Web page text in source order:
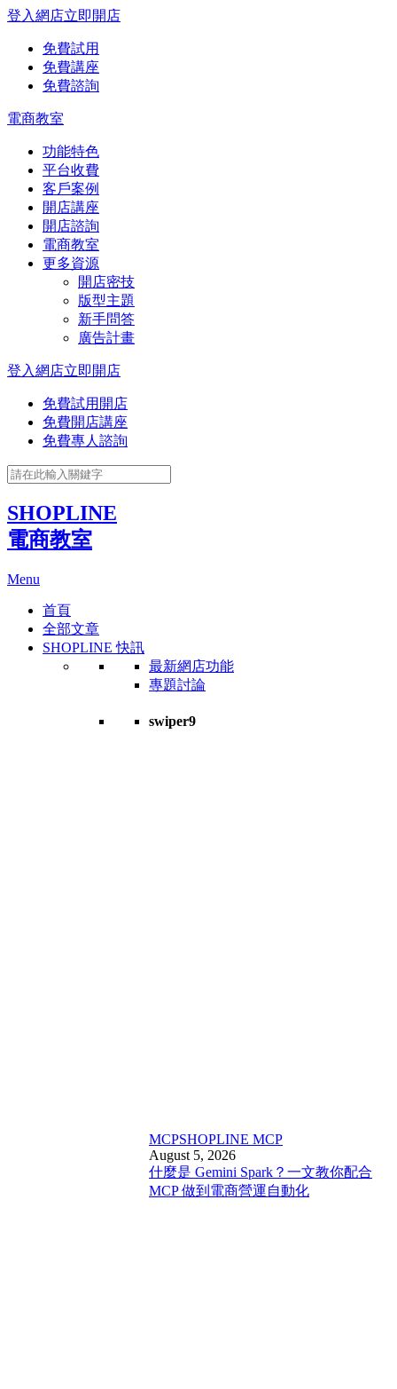
登入網店立即開店
免費試用
免費講座
免費諮詢
電商教室
功能特色
平台收費
客戶案例
開店講座
開店諮詢
電商教室
更多資源
開店密技
版型主題
新手問答
廣告計畫
登入網店立即開店
免費試用開店
免費開店講座
免費專人諮詢
SHOPLINE
電商教室
Menu
首頁
全部文章
SHOPLINE 快訊
最新網店功能
專題討論
swiper9
MCPSHOPLINE MCP
August 5, 2026
什麼是 Gemini Spark？一文教你配合
MCP 做到電商營運自動化